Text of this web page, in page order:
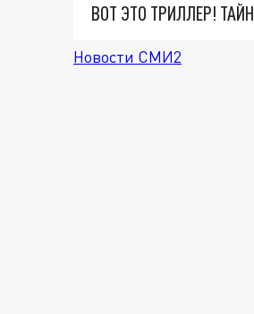
ВОТ ЭТО ТРИЛЛЕР!
Новости СМИ2